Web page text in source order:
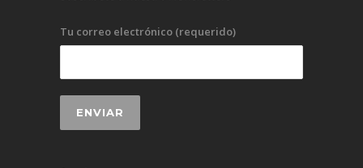
Tu correo electrónico (requerido)